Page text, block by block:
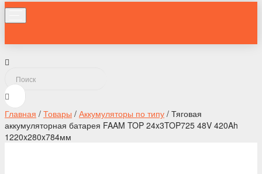
Главная / Товары / Аккумуляторы по типу / Тяговая
аккумуляторная батарея FAAM TOP 24x3TOP725 48V 420Ah
1220x280x784мм